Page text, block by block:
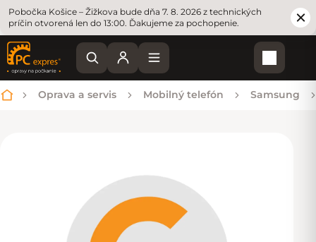
Pobočka Košice – Žižkova bude dňa 7. 8. 2026 z technických
príčin otvorená len do 13:00. Ďakujeme za pochopenie.
Domov
Oprava a servis Mobilný telefón Samsung